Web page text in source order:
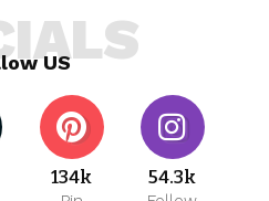
US
134k 54.3k